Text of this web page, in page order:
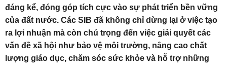
đáng kể, đóng góp tích cực vào sự phát triển bền vững
của đất nước. Các SIB đã không chỉ dừng lại ở việc tạo
ra lợi nhuận mà còn chú trọng đến việc giải quyết các
vấn đề xã hội như bảo vệ môi trường, nâng cao chất
lượng giáo dục, chăm sóc sức khỏe và hỗ trợ những